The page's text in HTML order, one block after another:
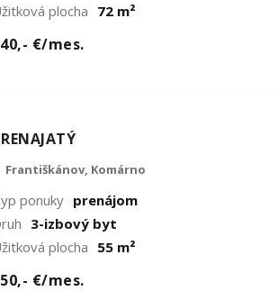
plocha 72 m²
€/mes.
Františkánov, Komárno
ponuky prenájom
3-izbový byt
plocha 55 m²
€/mes.